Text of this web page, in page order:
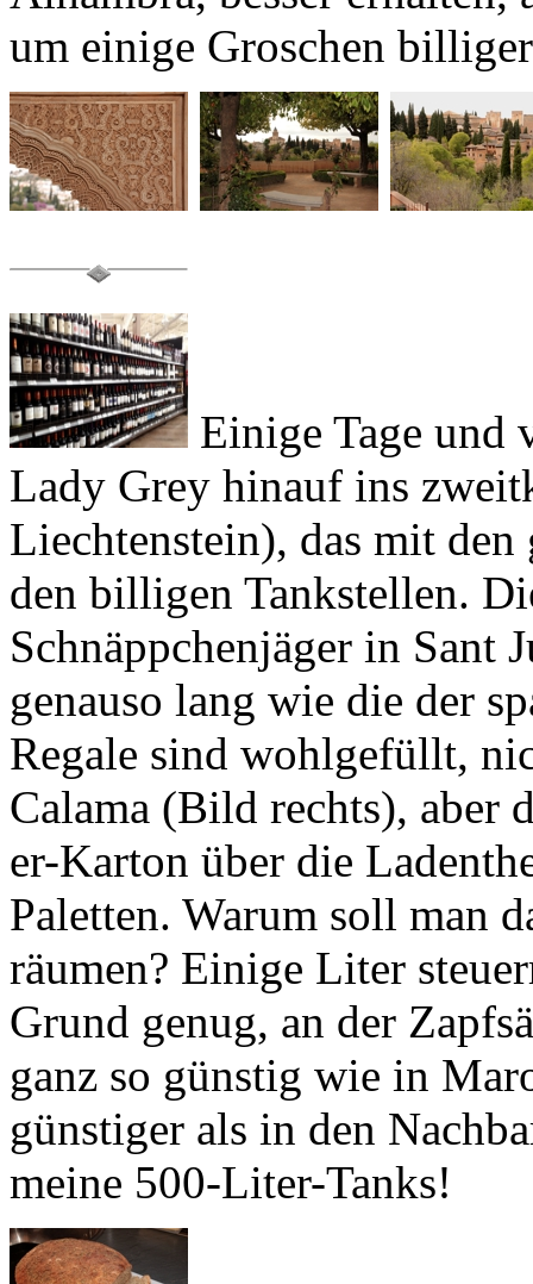
Lady Greyhinauf ins
Liechtenstein), das mit
den billigen Tankstellen.
Schnäppchenjäger in Sant
genauso lang wie die der
Regale sind wohlgefüllt,
Calama (Bild rechts), aber
er-Karton über die
Paletten. Warum soll man
räumen? Einige Liter
Grund genug, an der
ganz so günstig wie in
günstiger als in den
meine 500-Liter-Tanks!